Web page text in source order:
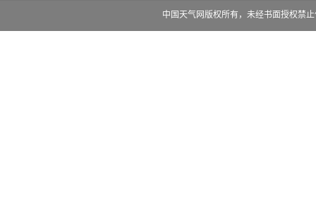
中国天气网版权所有，未经书面授权